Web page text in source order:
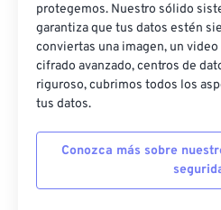
protegemos. Nuestro sólido
garantiza que tus datos estén
conviertas una imagen, un
cifrado avanzado, centros de
riguroso, cubrimos todos los
tus datos.
Conozca más sobre